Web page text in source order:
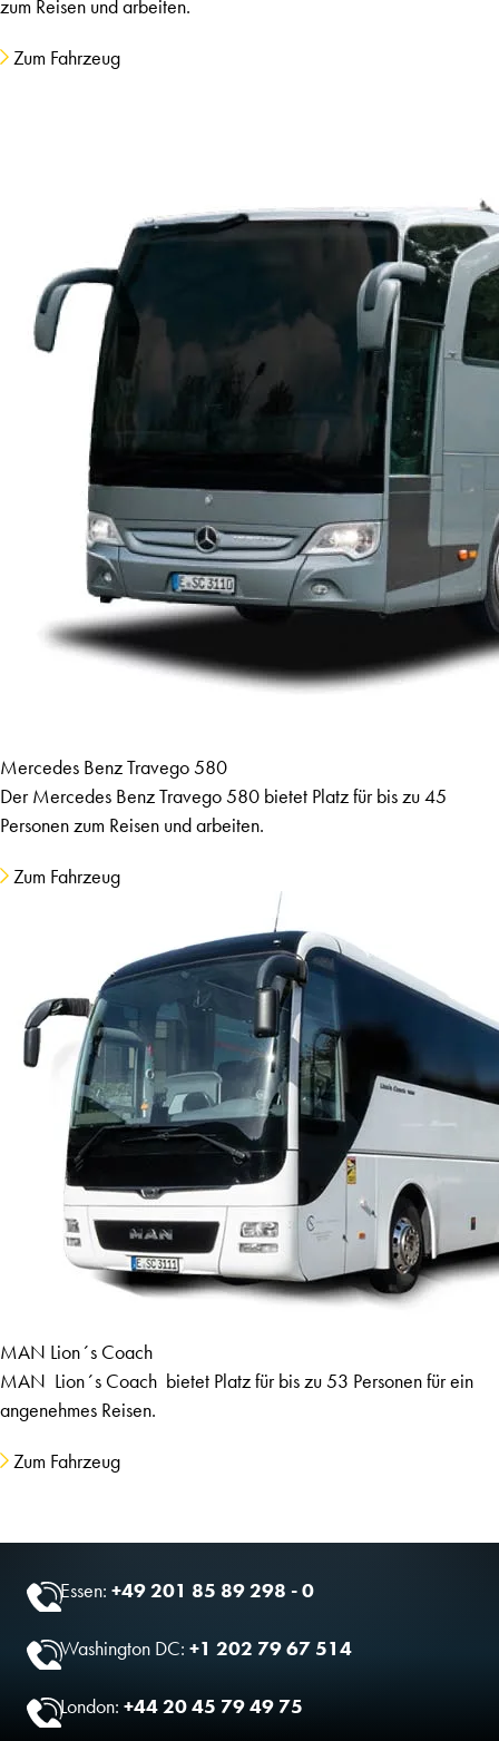
zum Reisen und arbeiten.
Zum Fahrzeug
Mercedes Benz Travego 580
Der Mercedes Benz Travego 580 bietet Platz für bis zu 45
Personen zum Reisen und arbeiten.
Zum Fahrzeug
MAN Lion´s Coach
MAN Lion´s Coach bietet Platz für bis zu 53 Personen für ein
angenehmes Reisen.
Zum Fahrzeug
Essen:+49 201 85 89 298 - 0
Washington DC:+1 202 79 67 514
London:+44 20 45 79 49 75